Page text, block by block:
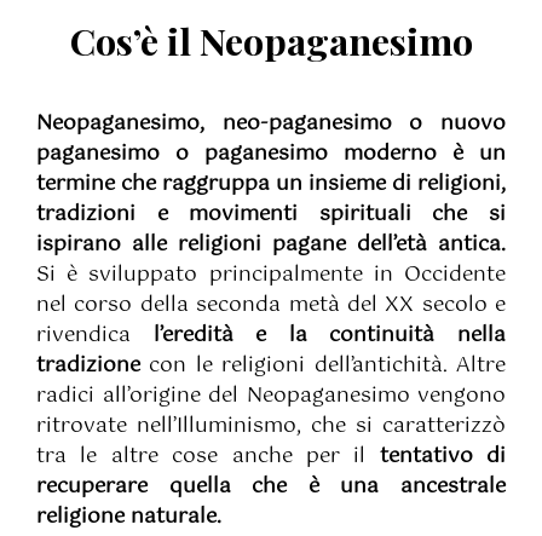
Cos’è il Neopaganesimo
Neopaganesimo, neo-paganesimo o nuovo
paganesimo o paganesimo moderno è un
termine che raggruppa un insieme di religioni,
tradizioni e movimenti spirituali che si
ispirano alle religioni pagane dell’età antica.
Si è sviluppato principalmente in Occidente
nel corso della seconda metà del XX secolo e
rivendica l’eredità e la continuità nella
tradizionecon le religioni dell’antichità. Altre
radici all’origine del Neopaganesimo vengono
ritrovate nell’Illuminismo, che si caratterizzò
tra le altre cose anche per il tentativo di
recuperare quella che è una ancestrale
religione naturale.